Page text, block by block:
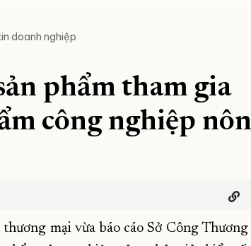
doanh nghiệp
phẩm tham gia
công nghiệp
mại vừa báo cáo Sở Công